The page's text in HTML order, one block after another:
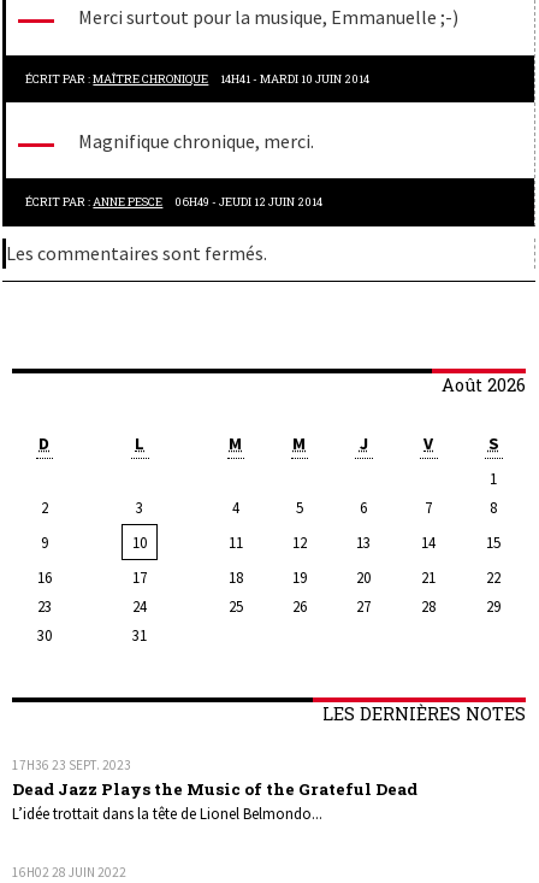
Août 2026
D L M M J V S
1
2
3 4 5 6 7
8
9
10 11 12 13 14
15
16
17 18 19 20 21
22
23
24 25 26 27 28
29
30
31
LES DERNIÈRES NOTES
17H36 23 SEPT. 2023
Dead Jazz Plays the Music of the Grateful Dead
L’idée trottait dans la tête de Lionel Belmondo...
16H02 28 JUIN 2022
Merci surtout pour la musique, Emmanuelle ;-)
ÉCRIT PAR :MAÎTRE CHRONIQUE 14H41-MARDI 10 JUIN 2014
Magnifique chronique, merci.
ÉCRIT PAR :ANNE PESCE 06H49 -JEUDI 12 JUIN 2014
Les commentaires sont fermés.